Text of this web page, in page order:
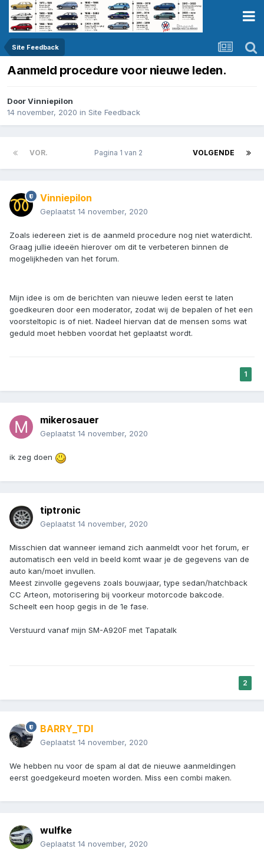
Site Feedback
Aanmeld procedure voor nieuwe leden.
DoorVinniepilon
14 november, 2020 in Site Feedback
VOR. VOLGENDE
Pagina 1 van 2
Vinniepilon
Geplaatst 14 november, 2020
Zoals iedereen ziet is de aanmeld procedure nog niet waterdicht.
Graag jullie ideeën hierover om dit te verbeteren binnen de
mogelijkheden van het forum.
Mijn idee is om de berichten van nieuwe leden eerst te laten
goedkeuren door een moderator, zodat wij de bepalen of het een
voorsteltopic is of niet. Nadeel hiervan dat de mensen soms wat
geduld moet hebben voordat het geplaatst wordt.
1
mikerosauer
Geplaatst 14 november, 2020
ik zeg doen
tiptronic
Geplaatst 14 november, 2020
Misschien dat wanneer iemand zich aanmeldt voor het forum, er
automatisch een veld in beeld komt waar je de gegevens van de
auto kan/moet invullen.
Meest zinvolle gegevens zoals bouwjaar, type sedan/hatchback
CC Arteon, motorisering bij voorkeur motorcode bakcode.
Scheelt een hoop gegis in de 1e fase.
Verstuurd vanaf mijn SM-A920F met Tapatalk
2
BARRY_TDI
Geplaatst 14 november, 2020
We hebben nu voor de spam al dat de nieuwe aanmeldingen
eerst goedgekeurd moeten worden. Miss een combi maken.
wulfke
Geplaatst 14 november, 2020